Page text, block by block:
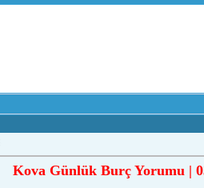
Kova Günlük Burç Yorumu |